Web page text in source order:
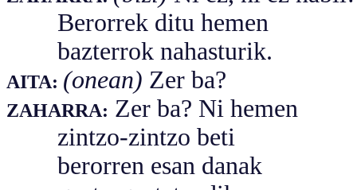
Berorrek ditu hemen
bazterrok nahasturik.
AITA: (onean) Zer ba?
ZAHARRA: Zer ba? Ni hemen
zintzo-zintzo beti
berorren esan danak